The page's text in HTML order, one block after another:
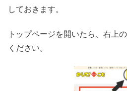
しておきます。
トップページを開いたら、右上の
ください。